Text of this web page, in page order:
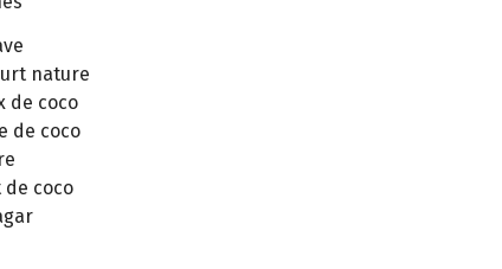
nature
de coco
de coco
de coco